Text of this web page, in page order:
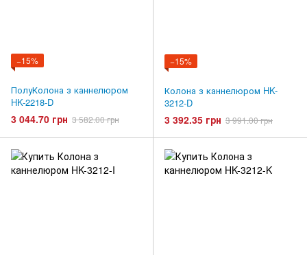
−15%
ПолуКолона з каннелюром
HK-2218-D
3 044.70 грн 3 582.00 грн
−15%
Колона з каннелюром HK-
3212-D
3 392.35 грн 3 991.00 грн